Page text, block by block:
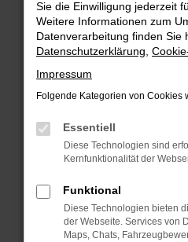
Fehler:
Beim Laden ist ein Fehler
Hier sind ein paar Tipps,
Überprüfe deine
Internetverbindung.
deine Suchmaschine?
Prüfe deine
Manche
Sie die Einwilligung jederzeit
Weitere Informationen zum
Datenverarbeitung finden Sie
Datenschutzerklärung
Impressum
Folgende Kategorien von Cookies
Essentiell
Diese Technologien sind
Kernfunktionalität der
Funktional
Diese Technologien bieten
der Webseite. Services von
Maps, Chats,